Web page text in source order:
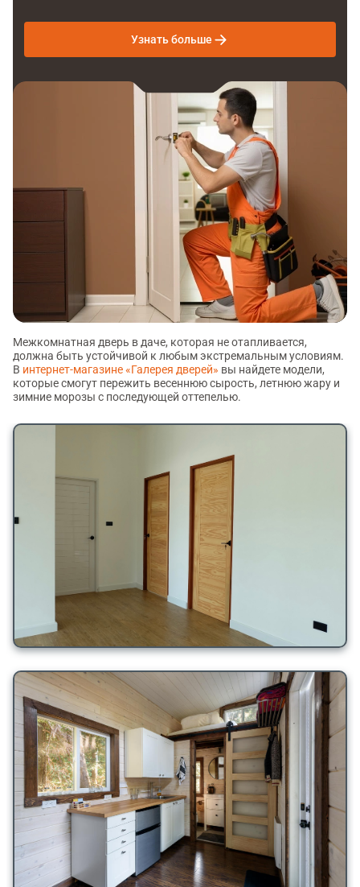
Узнать больше
Межкомнатная дверь в даче, которая не отапливается,
должна быть устойчивой к любым экстремальным условиям.
В интернет-магазине «Галерея дверей» вы найдете модели,
которые смогут пережить весеннюю сырость, летнюю жару и
зимние морозы с последующей оттепелью.